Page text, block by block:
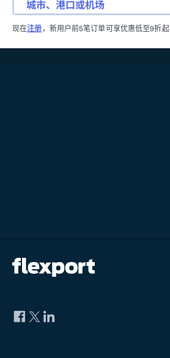
现在注册 ，新用户前5笔订单可享优惠低至9折起